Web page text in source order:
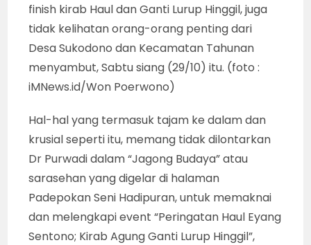
finish kirab Haul dan Ganti Lurup Hinggil, juga
tidak kelihatan orang-orang penting dari
Desa Sukodono dan Kecamatan Tahunan
menyambut, Sabtu siang (29/10) itu. (foto :
iMNews.id/Won Poerwono)
Hal-hal yang termasuk tajam ke dalam dan
krusial seperti itu, memang tidak dilontarkan
Dr Purwadi dalam “Jagong Budaya” atau
sarasehan yang digelar di halaman
Padepokan Seni Hadipuran, untuk memaknai
dan melengkapi event “Peringatan Haul Eyang
Sentono; Kirab Agung Ganti Lurup Hinggil”,